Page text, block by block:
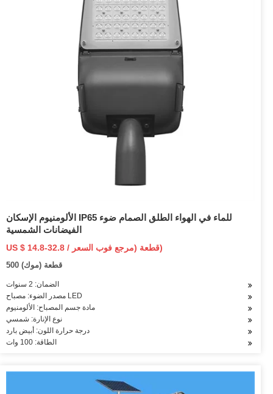
الألومنيوم الإسكان IP65 للماء في الهواء الطلق الصمام ضوء
الفيضانات الشمسية
US $ 14.8-32.8 / قطعة (مرجع فوب السعر)
500 قطعة (موك)
الضمان: 2 سنوات
مصدر الضوء: مصباح LED
مادة جسم المصباح: الألومنيوم
نوع الإنارة: شمسي
درجة حرارة اللون: أبيض بارد
الطاقة: 100 وات